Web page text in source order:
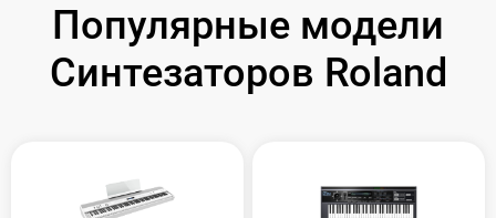
Популярные модели
Синтезаторов Roland